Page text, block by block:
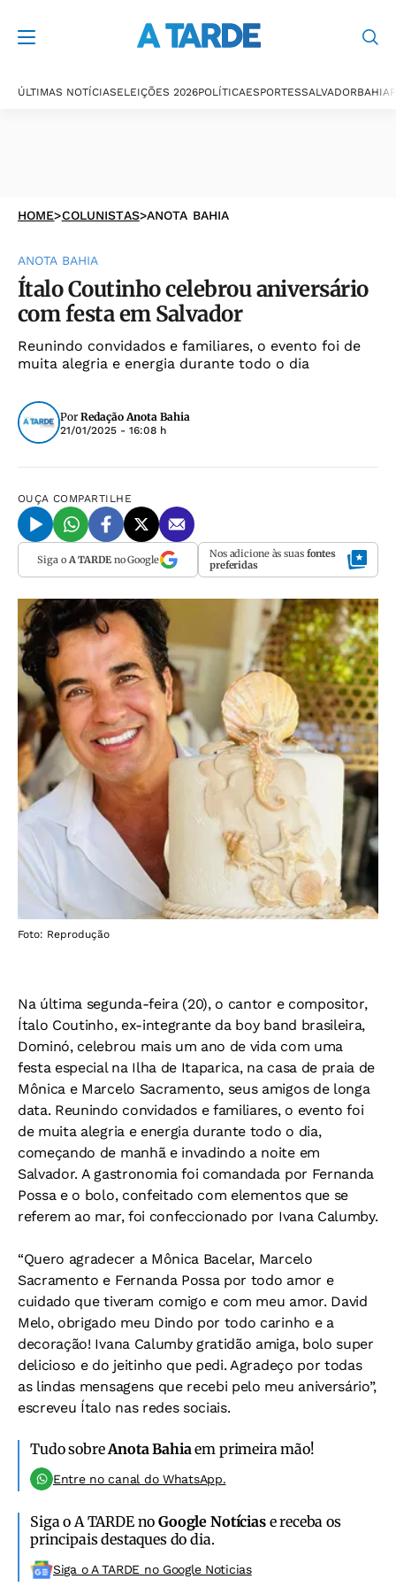
ÚLTIMAS NOTÍCIASELEIÇÕES 2026POLÍTICAESPORTESSALVADORBAHIA
HOME>COLUNISTAS>ANOTA BAHIA
ANOTA BAHIA
Ítalo Coutinho celebrou aniversário
com festa em Salvador
Reunindo convidados e familiares, o evento foi de
muita alegria e energia durante todo o dia
Por Redação Anota Bahia
21/01/2025 - 16:08 h
OUÇA COMPARTILHE
Siga o A TARDEno Google Nos adicione às suas fontes
preferidas
Foto: Reprodução
Na última segunda-feira (20), o cantor e compositor,
Ítalo Coutinho, ex-integrante da boy band brasileira,
Dominó, celebrou mais um ano de vida com uma
festa especial na Ilha de Itaparica, na casa de praia de
Mônica e Marcelo Sacramento, seus amigos de longa
data. Reunindo convidados e familiares, o evento foi
de muita alegria e energia durante todo o dia,
começando de manhã e invadindo a noite em
Salvador. A gastronomia foi comandada por Fernanda
Possa e o bolo, confeitado com elementos que se
referem ao mar, foi confeccionado por Ivana Calumby.
“Quero agradecer a Mônica Bacelar, Marcelo
Sacramento e Fernanda Possa por todo amor e
cuidado que tiveram comigo e com meu amor. David
Melo, obrigado meu Dindo por todo carinho e a
decoração! Ivana Calumby gratidão amiga, bolo super
delicioso e do jeitinho que pedi. Agradeço por todas
as lindas mensagens que recebi pelo meu aniversário”,
escreveu Ítalo nas redes sociais.
Tudo sobreAnota Bahiaem primeira mão!
Entre no canal do WhatsApp.
Siga o A TARDE noGoogle Notíciase receba os
principais destaques do dia.
Siga o A TARDE no Google Noticias